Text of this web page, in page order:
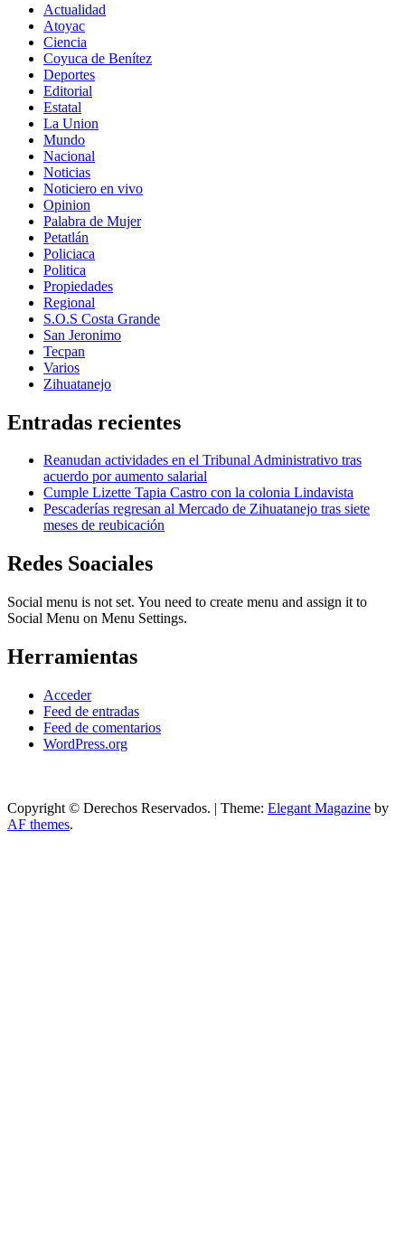
Actualidad
Atoyac
Ciencia
Coyuca de Benítez
Deportes
Editorial
Estatal
La Union
Mundo
Nacional
Noticias
Noticiero en vivo
Opinion
Palabra de Mujer
Petatlán
Policiaca
Politica
Propiedades
Regional
S.O.S Costa Grande
San Jeronimo
Tecpan
Varios
Zihuatanejo
Entradas recientes
Reanudan actividades en el Tribunal Administrativo tras
acuerdo por aumento salarial
Cumple Lizette Tapia Castro con la colonia Lindavista
Pescaderías regresan al Mercado de Zihuatanejo tras siete
meses de reubicación
Redes Soaciales
Social menu is not set. You need to create menu and assign it to
Social Menu on Menu Settings.
Herramientas
Acceder
Feed de entradas
Feed de comentarios
WordPress.org
Copyright © Derechos Reservados. | Theme: Elegant Magazine by
AF themes.